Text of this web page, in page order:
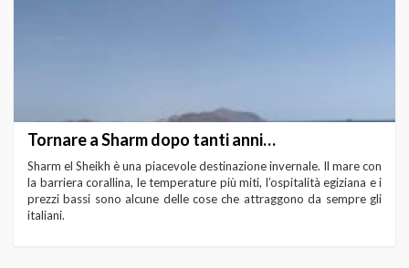
Tornare a Sharm dopo tanti anni…
Sharm el Sheikh è una piacevole destinazione invernale. Il mare con
la barriera corallina, le temperature più miti, l’ospitalità egiziana e i
prezzi bassi sono alcune delle cose che attraggono da sempre gli
italiani.